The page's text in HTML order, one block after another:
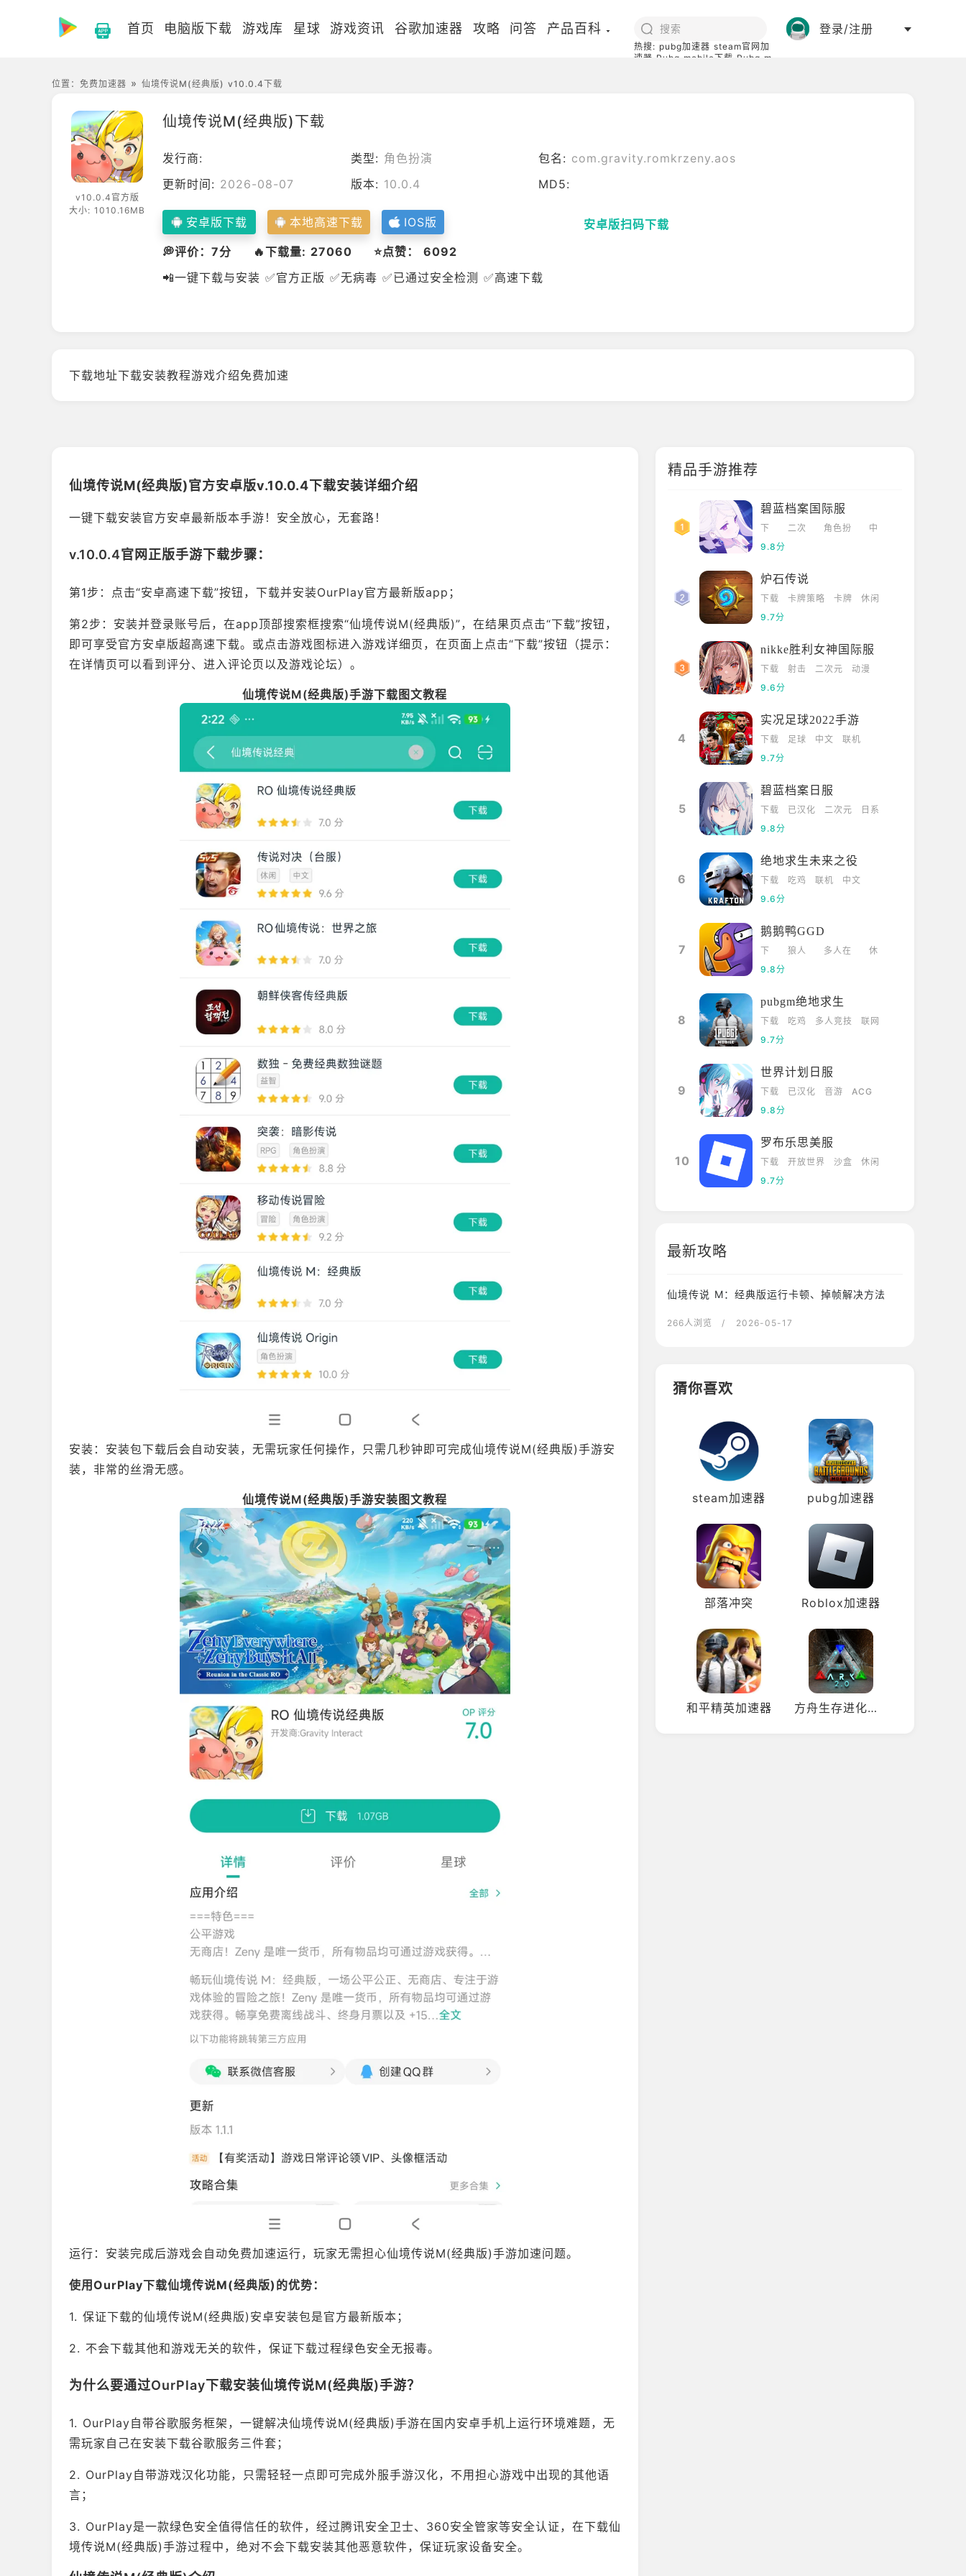
首页 电脑版下载 游戏库 星球 游戏资讯 谷歌加速器 攻略 问答 产品百科
热搜: pubg加速器 steam官网加
速器 Pubg mobile下载 Pubg m
登录/注册
位置： 免费加速器 仙境传说M(经典版) v10.0.4下载
v10.0.4官方版
大小: 1010.16MB
仙境传说M(经典版)下载
发行商: 类型: 角色扮演 包名: com.gravity.romkrzeny.aos
更新时间: 2026-08-07 版本: 10.0.4 MD5:
安卓版下载 本地高速下载 IOS版
💭评价：7分 🔥下载量: 27060
⭐点赞： 6092
📲一键下载与安装 ✅官方正版 ✅无病毒 ✅已通过安全检测 ✅高速下载
安卓版扫码下载
下载地址下载安装教程游戏介绍免费加速
仙境传说M(经典版)官方安卓版v.10.0.4下载安装详细介绍
一键下载安装官方安卓最新版本手游！安全放心，无套路！
v.10.0.4官网正版手游下载步骤：
第1步：点击“安卓高速下载”按钮，下载并安装OurPlay官方最新版app；
第2步：安装并登录账号后，在app顶部搜索框搜索“仙境传说M(经典版)”，在结果页点击“下载”按钮，
即可享受官方安卓版超高速下载。或点击游戏图标进入游戏详细页，在页面上点击“下载”按钮（提示：
在详情页可以看到评分、进入评论页以及游戏论坛）。
仙境传说M(经典版)手游下载图文教程
安装：安装包下载后会自动安装，无需玩家任何操作，只需几秒钟即可完成仙境传说M(经典版)手游安
装，非常的丝滑无感。
仙境传说M(经典版)手游安装图文教程
运行：安装完成后游戏会自动免费加速运行，玩家无需担心仙境传说M(经典版)手游加速问题。
使用OurPlay下载仙境传说M(经典版)的优势：
1. 保证下载的仙境传说M(经典版)安卓安装包是官方最新版本；
2. 不会下载其他和游戏无关的软件，保证下载过程绿色安全无报毒。
为什么要通过OurPlay下载安装仙境传说M(经典版)手游？
1. OurPlay自带谷歌服务框架，一键解决仙境传说M(经典版)手游在国内安卓手机上运行环境难题，无
需玩家自己在安装下载谷歌服务三件套；
2. OurPlay自带游戏汉化功能，只需轻轻一点即可完成外服手游汉化，不用担心游戏中出现的其他语
言；
3. OurPlay是一款绿色安全值得信任的软件，经过腾讯安全卫士、360安全管家等安全认证，在下载仙
境传说M(经典版)手游过程中，绝对不会下载安装其他恶意软件，保证玩家设备安全。
精品手游推荐
碧蓝档案国际服
下
载
二次
角色扮
中
9.8分
炉石传说
下载 卡牌策略 卡牌
休闲
9.7分
nikke胜利女神国际服
下载 射击 二次元
动漫
9.6分
4
实况足球2022手游
下载 足球 中文
联机
9.7分
5
碧蓝档案日服
下载 已汉化 二次元
日系
9.8分
6
绝地求生未来之役
下载 吃鸡 联机
中文
9.6分
7
鹅鹅鸭GGD
下
载
狼人
多人在
休
9.8分
8
pubgm绝地求生
下载 吃鸡 多人竞技
联网
9.7分
9
世界计划日服
下载 已汉化 音游
ACG
9.8分
10
罗布乐思美服
下载 开放世界 沙盒
休闲
9.7分
最新攻略
仙境传说 M：经典版运行卡顿、掉帧解决方法
266人浏览 / 2026-05-17
猜你喜欢
steam加速器 pubg加速器
部落冲突 Roblox加速器
和平精英加速器 方舟生存进化加速器